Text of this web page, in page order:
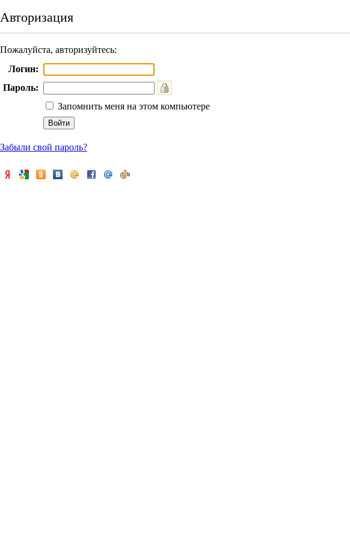
Авторизация
Пожалуйста, авторизуйтесь:
Логин:
Пароль:
Запомнить меня на этом компьютере
Забыли свой пароль?